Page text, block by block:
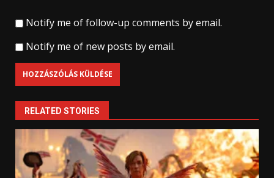
Notify me of follow-up comments by email.
Notify me of new posts by email.
RELATED STORIES